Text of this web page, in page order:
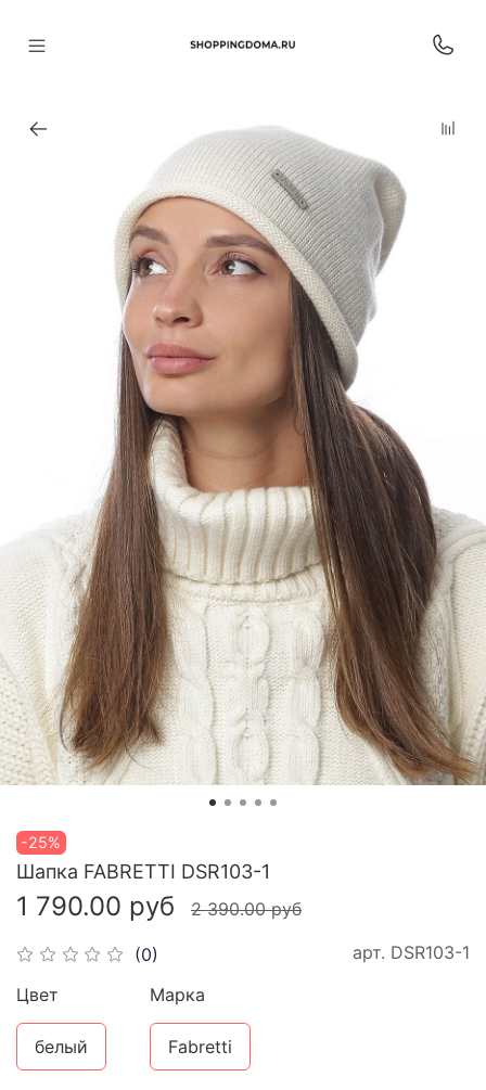
-25%
(0) арт. DSR103-1
Шапка FABRETTI DSR103-1
1 790.00 руб 2 390.00 руб
Цвет
белый
Марка
Fabretti